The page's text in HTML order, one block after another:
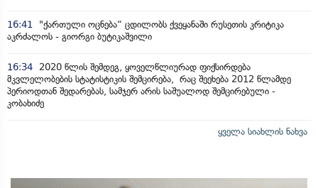
16:41
"ქართული ოცნება“ ცდილობს ქვეყანაში რუსეთის კრიტიკა
აკრძალოს - გიორგი ბუტიკაშვილი
16:34
2020 წლის შემდეგ, ყოველწლიურად ფიქსირდება
მკვლელობების სტატისტიკის შემცირება, რაც შეეხება 2012 წლამდე
პერიოდთან შედარებას, სამჯერ არის საშუალოდ შემცირებული -
კობახიძე
ყველა სიახლის ნახვა